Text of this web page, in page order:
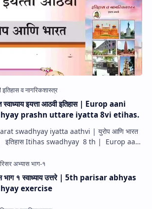
स्वाध्याय इयत्ता आठवी इतिहास | Europ aani
prashn uttare iyatta 8vi etihas.
swadhyay iyatta aathvi | युरोप आणि भारत
इतिहास Itihas swadhyay 8 th | Europ aani
भाग १ स्वाध्याय उत्तरे | 5th parisar abhyas
exercise